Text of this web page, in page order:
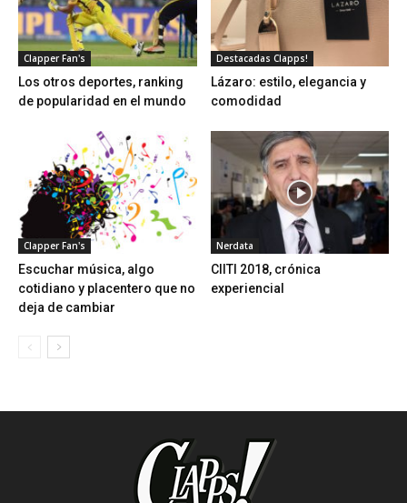
Clapper Fan's
Los otros deportes, ranking
de popularidad en el mundo
Destacadas Clapps!
Lázaro: estilo, elegancia y
comodidad
Clapper Fan's
Escuchar música, algo
cotidiano y placentero que no
deja de cambiar
Nerdata
CIITI 2018, crónica
experiencial